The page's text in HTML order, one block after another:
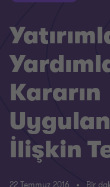
Kararın
İlişkin